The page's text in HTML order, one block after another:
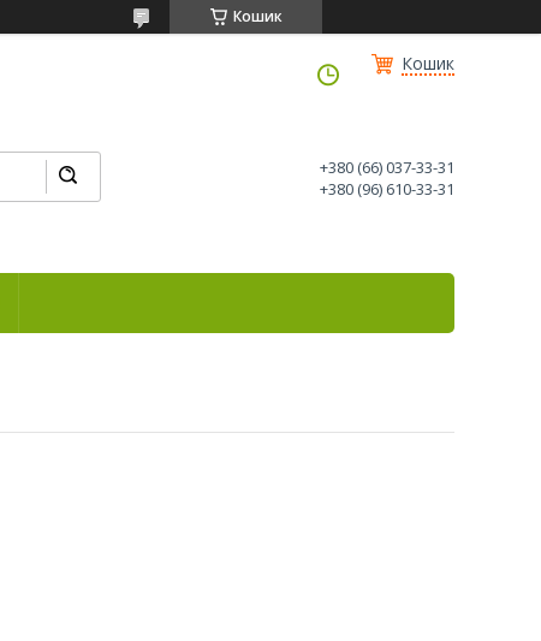
Кошик
Кошик
+380 (66) 037-33-31
+380 (96) 610-33-31